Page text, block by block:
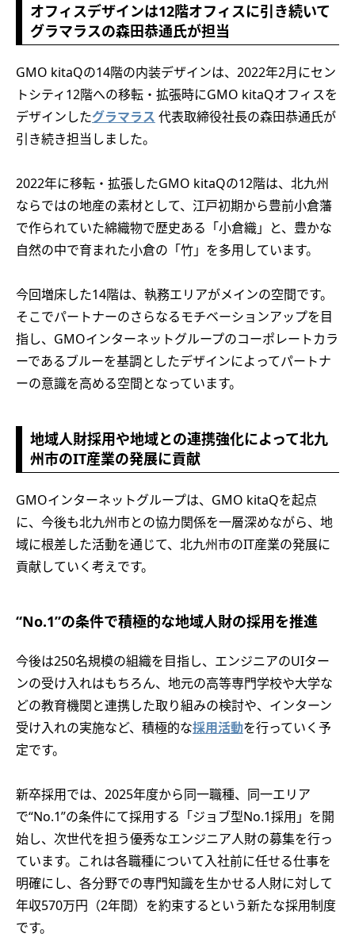
オフィスデザインは12階オフィスに引き続いて
グラマラスの森田恭通氏が担当
GMO kitaQの14階の内装デザインは、2022年2月にセン
トシティ12階への移転・拡張時にGMO kitaQオフィスを
デザインしたグラマラス 代表取締役社長の森田恭通氏が
引き続き担当しました。
2022年に移転・拡張したGMO kitaQの12階は、北九州
ならではの地産の素材として、江戸初期から豊前小倉藩
で作られていた綿織物で歴史ある「小倉織」と、豊かな
自然の中で育まれた小倉の「竹」を多用しています。
今回増床した14階は、執務エリアがメインの空間です。
そこでパートナーのさらなるモチベーションアップを目
指し、GMOインターネットグループのコーポレートカラ
ーであるブルーを基調としたデザインによってパートナ
ーの意識を高める空間となっています。
地域人財採用や地域との連携強化によって北九
州市のIT産業の発展に貢献
GMOインターネットグループは、GMO kitaQを起点
に、今後も北九州市との協力関係を一層深めながら、地
域に根差した活動を通じて、北九州市のIT産業の発展に
貢献していく考えです。
“No.1”の条件で積極的な地域人財の採用を推進
今後は250名規模の組織を目指し、エンジニアのUIター
ンの受け入れはもちろん、地元の高等専門学校や大学な
どの教育機関と連携した取り組みの検討や、インターン
受け入れの実施など、積極的な採用活動を行っていく予
定です。
新卒採用では、2025年度から同一職種、同一エリア
で“No.1”の条件にて採用する「ジョブ型No.1採用」を開
始し、次世代を担う優秀なエンジニア人財の募集を行っ
ています。これは各職種について入社前に任せる仕事を
明確にし、各分野での専門知識を生かせる人財に対して
年収570万円（2年間）を約束するという新たな採用制度
です。